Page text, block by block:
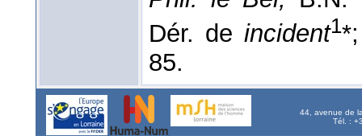
Dér. de incident1
85.
44, avenue de
Tél. :